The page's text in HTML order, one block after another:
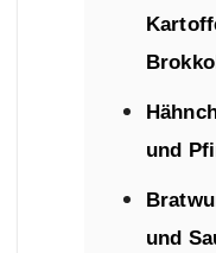
und
und